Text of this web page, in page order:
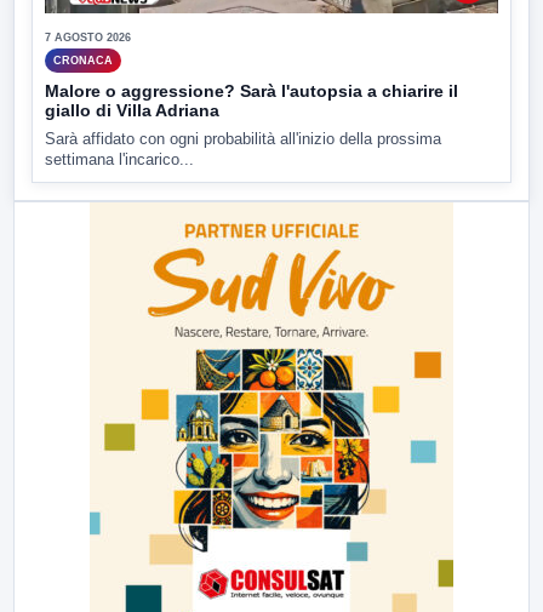
7 AGOSTO 2026
CRONACA
Malore o aggressione? Sarà l'autopsia a chiarire il
giallo di Villa Adriana
Sarà affidato con ogni probabilità all'inizio della prossima
settimana l'incarico...